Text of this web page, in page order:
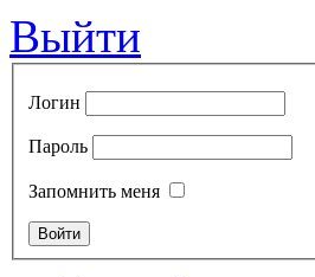
Выйти
Логин
Пароль
Запомнить меня